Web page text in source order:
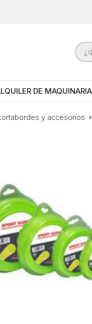
DE MAQUINARIA
y accesorios